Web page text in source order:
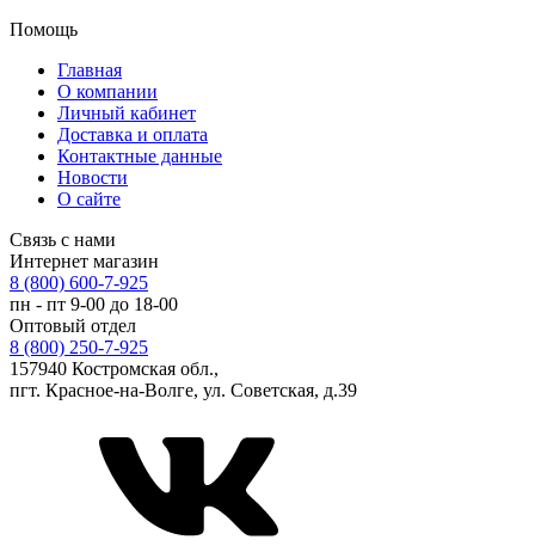
Помощь
Главная
О компании
Личный кабинет
Доставка и оплата
Контактные данные
Новости
О сайте
Связь с нами
Интернет магазин
8 (800) 600-7-925
пн - пт 9-00 до 18-00
Оптовый отдел
8 (800) 250-7-925
157940 Костромская обл.,
пгт. Красное-на-Волге, ул. Советская, д.39